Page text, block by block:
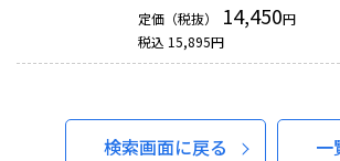
定価（税抜）
14,450円
税込 15,895円
検索画面に戻る 一